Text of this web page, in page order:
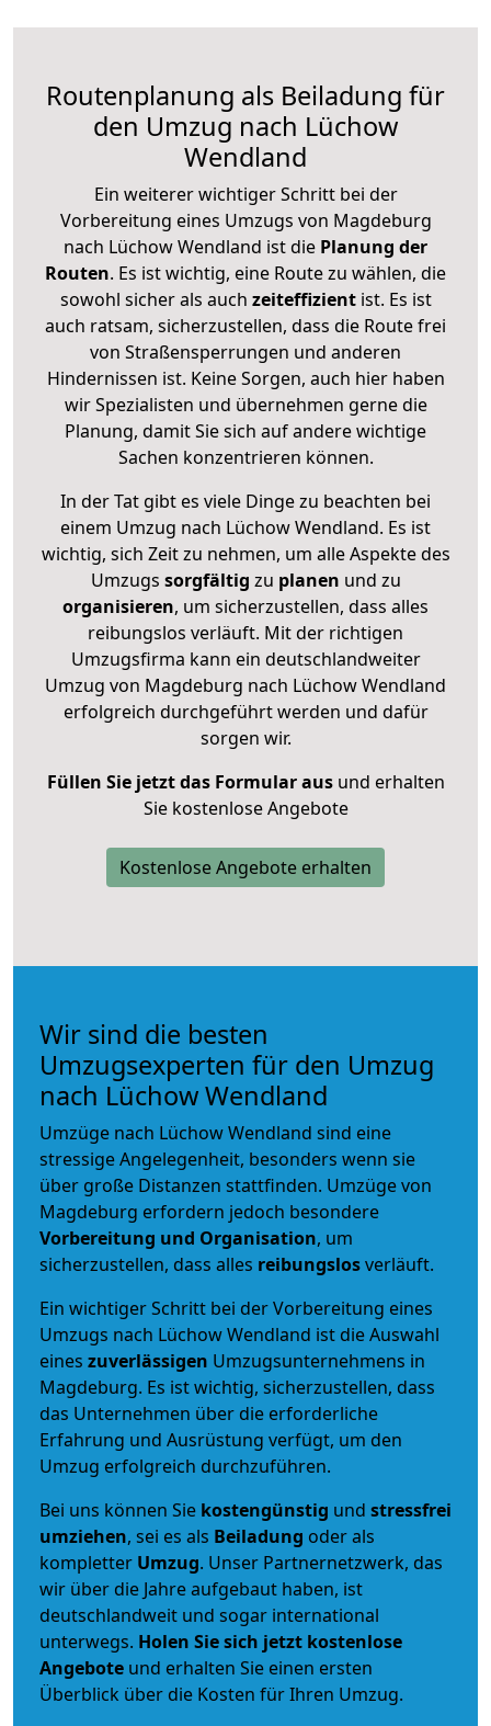
Routenplanung als Beiladung für
den Umzug nach Lüchow
Wendland
Ein weiterer wichtiger Schritt bei der
Vorbereitung eines Umzugs von Magdeburg
nach Lüchow Wendland ist die Planung der
Routen. Es ist wichtig, eine Route zu wählen, die
sowohl sicher als auch zeiteffizientist. Es ist
auch ratsam, sicherzustellen, dass die Route frei
von Straßensperrungen und anderen
Hindernissen ist. Keine Sorgen, auch hier haben
wir Spezialisten und übernehmen gerne die
Planung, damit Sie sich auf andere wichtige
Sachen konzentrieren können.
In der Tat gibt es viele Dinge zu beachten bei
einem Umzug nach Lüchow Wendland. Es ist
wichtig, sich Zeit zu nehmen, um alle Aspekte des
Umzugs sorgfältig zu planen und zu
organisieren, um sicherzustellen, dass alles
reibungslos verläuft. Mit der richtigen
Umzugsfirma kann ein deutschlandweiter
Umzug von Magdeburg nach Lüchow Wendland
erfolgreich durchgeführt werden und dafür
sorgen wir.
Füllen Sie jetzt das Formular ausund erhalten
Sie kostenlose Angebote
Kostenlose Angebote erhalten
Wir sind die besten
Umzugsexperten für den Umzug
nach Lüchow Wendland
Umzüge nach Lüchow Wendland sind eine
stressige Angelegenheit, besonders wenn sie
über große Distanzen stattfinden. Umzüge von
Magdeburg erfordern jedoch besondere
Vorbereitung und Organisation, um
sicherzustellen, dass alles reibungslosverläuft.
Ein wichtiger Schritt bei der Vorbereitung eines
Umzugs nach Lüchow Wendland ist die Auswahl
eines zuverlässigen Umzugsunternehmens in
Magdeburg. Es ist wichtig, sicherzustellen, dass
das Unternehmen über die erforderliche
Erfahrung und Ausrüstung verfügt, um den
Umzug erfolgreich durchzuführen.
Bei uns können Sie kostengünstig und stressfrei
umziehen, sei es als Beiladung oder als
kompletter Umzug. Unser Partnernetzwerk, das
wir über die Jahre aufgebaut haben, ist
deutschlandweit und sogar international
unterwegs. Holen Sie sich jetzt kostenlose
Angebote und erhalten Sie einen ersten
Überblick über die Kosten für Ihren Umzug.